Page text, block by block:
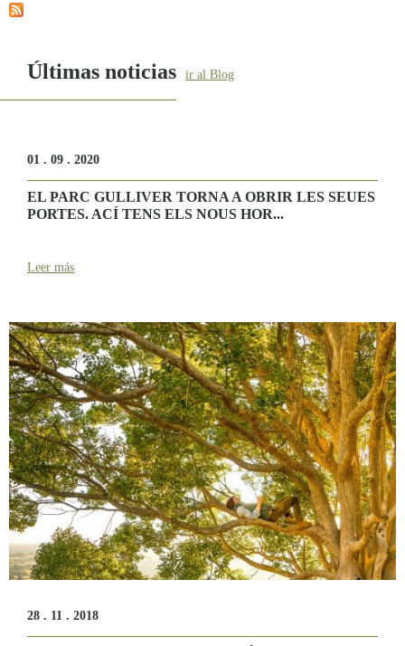
Últimas noticias ir al Blog
01 . 09 . 2020
EL PARC GULLIVER TORNA A OBRIR LES SEUES
PORTES. ACÍ TENS ELS NOUS HOR...
Leer más
28 . 11 . 2018